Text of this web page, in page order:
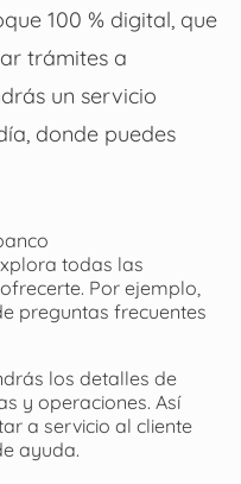
100 % digital, que
trámites a
un servicio
donde puedes
todas las
Por ejemplo,
preguntas frecuentes
los detalles de
y operaciones. Así
a servicio al cliente
ayuda.